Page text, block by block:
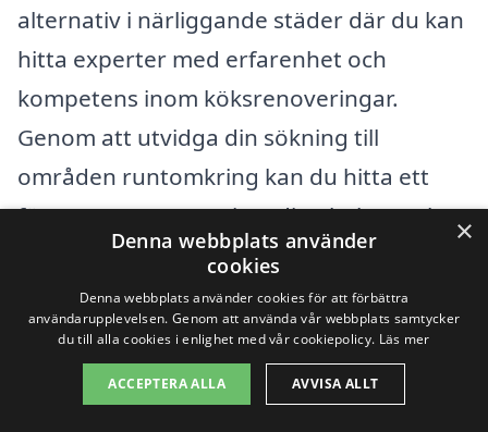
alternativ i närliggande städer där du kan
hitta experter med erfarenhet och
kompetens inom köksrenoveringar.
Genom att utvidga din sökning till
områden runtomkring kan du hitta ett
företag som passar just dina behov och
din budget.
Här är några av de närliggande städerna
där du kan söka efter professionell hjälp
för köksrenovering:
×
Denna webbplats använder
cookies
Denna webbplats använder cookies för att förbättra
användarupplevelsen. Genom att använda vår webbplats samtycker
du till alla cookies i enlighet med vår cookiepolicy. Läs mer
ACCEPTERA ALLA AVVISA ALLT